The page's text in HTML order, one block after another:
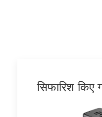
सिफारिश किए